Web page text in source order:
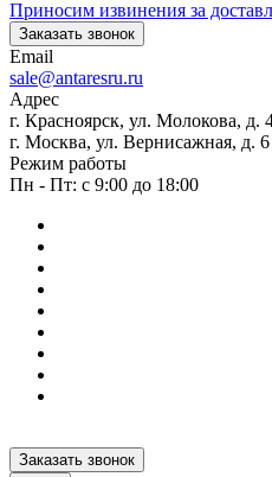
Приносим извинения за
Заказать звонок
Email
sale@antaresru.ru
Адрес
г. Красноярск, ул. Молокова, д.
г. Москва, ул. Вернисажная, д. 6
Режим работы
Пн - Пт: с 9:00 до 18:00
Заказать звонок